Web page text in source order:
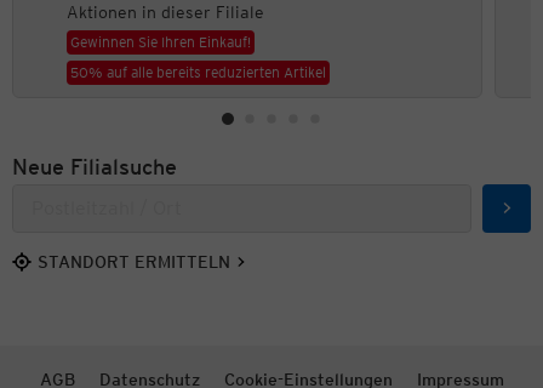
Aktionen in dieser Filiale
Gewinnen Sie Ihren Einkauf!
50% auf alle bereits reduzierten Artikel
Neue Filialsuche
STANDORT ERMITTELN
AGB Datenschutz Cookie-Einstellungen Impressum